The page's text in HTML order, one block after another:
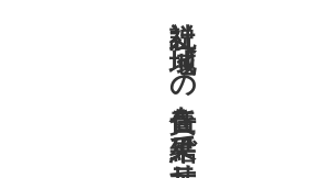
社説 地域への責任を結果で示せ